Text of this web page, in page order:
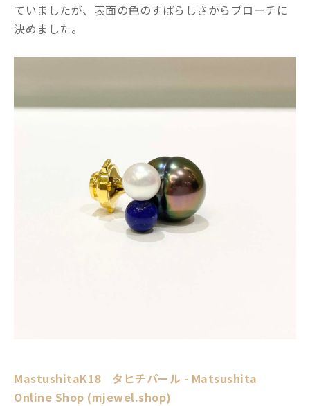
ていましたが、表面の色のすばらしさからブローチに
決めました。
MastushitaK18 タヒチパール - Matsushita
Online Shop (mjewel.shop)